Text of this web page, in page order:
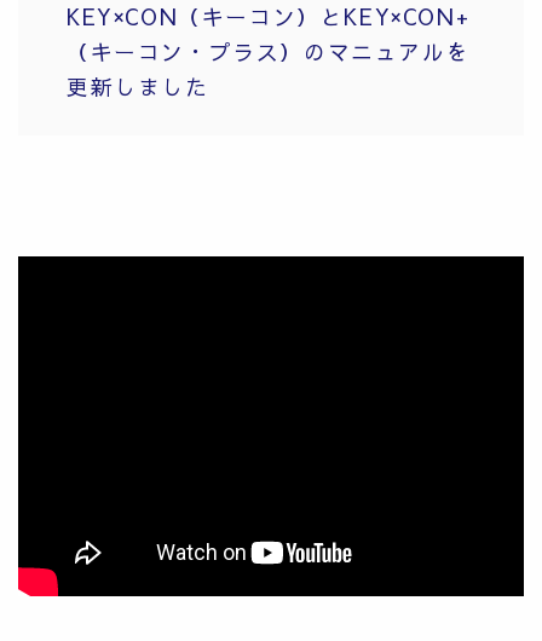
KEY×CON（キーコン）とKEY×CON+
（キーコン・プラス）のマニュアルを
更新しました